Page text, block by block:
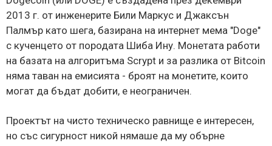
2013 г. от инженерите Били Маркус и Джаксън
Палмър като шега, базирана на интернет мема "Doge"
с кученцето от породата Шиба Ину. Монетата работи
на базата на алгоритъма Scrypt и за разлика от Bitcoin
няма таван на емисията - броят на монетите, които
могат да бъдат добити, е неограничен.
Проектът на чисто техническо равнище е интересен,
но със сигурност никой нямаше да му обърне